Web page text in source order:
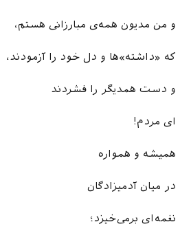
و من مدیون همه‌ی مبارزانی هستم،
که «داشته»‌ها و دل خود را آزمودند،
و دست همدیگر را فشردند
ای مردم!
همیشه و همواره
در میان آدمیزادگان
نغمه‌ای برمی‌خیزد؛